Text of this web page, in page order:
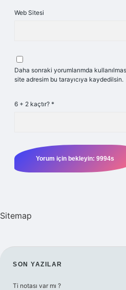
Web Sitesi
Daha sonraki yorumlarımda
site adresim bu tarayıcıya kaydedilsin.
6 + 2 kaçtır? *
Sitemap
SIDEBAR
SON YAZILAR
Ti notası var mı ?